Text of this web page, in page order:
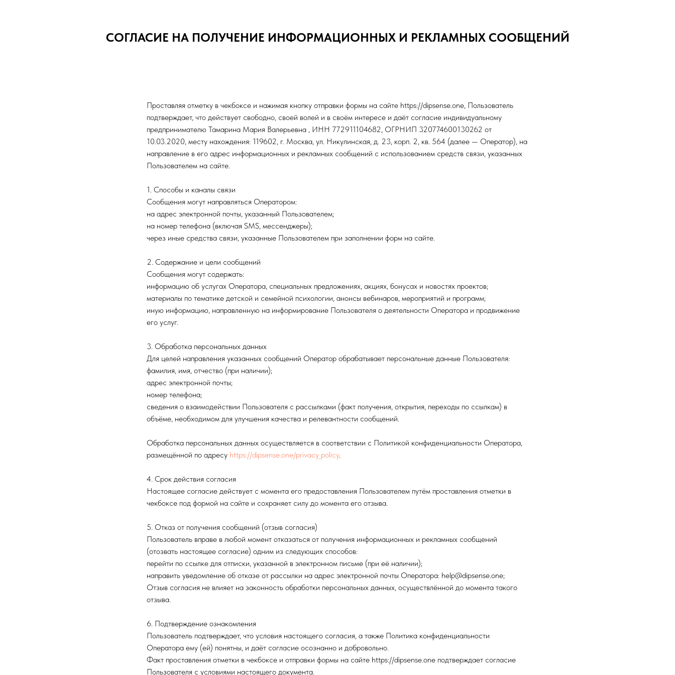
СОГЛАСИЕ НА ПОЛУЧЕНИЕ ИНФОРМАЦИОННЫХ И РЕКЛАМНЫХ СООБЩЕНИЙ
Проставляя отметку в чекбоксе и нажимая кнопку отправки формы на сайте https://dipsense.one, Пользователь
подтверждает, что действует свободно, своей волей и в своём интересе и даёт согласие индивидуальному
предпринимателю Тамарина Мария Валерьевна , ИНН 772911104682, ОГРНИП 320774600130262 от
10.03.2020, месту нахождения: 119602, г. Москва, ул. Никулинская, д. 23, корп. 2, кв. 564 (далее — Оператор), на
направление в его адрес информационных и рекламных сообщений с использованием средств связи, указанных
Пользователем на сайте.
1. Способы и каналы связи
Сообщения могут направляться Оператором:
на адрес электронной почты, указанный Пользователем;
на номер телефона (включая SMS, мессенджеры);
через иные средства связи, указанные Пользователем при заполнении форм на сайте.
2. Содержание и цели сообщений
Сообщения могут содержать:
информацию об услугах Оператора, специальных предложениях, акциях, бонусах и новостях проектов;
материалы по тематике детской и семейной психологии, анонсы вебинаров, мероприятий и программ;
иную информацию, направленную на информирование Пользователя о деятельности Оператора и продвижение
его услуг.
3. Обработка персональных данных
Для целей направления указанных сообщений Оператор обрабатывает персональные данные Пользователя:
фамилия, имя, отчество (при наличии);
адрес электронной почты;
номер телефона;
сведения о взаимодействии Пользователя с рассылками (факт получения, открытия, переходы по ссылкам) в
объёме, необходимом для улучшения качества и релевантности сообщений.
Обработка персональных данных осуществляется в соответствии с Политикой конфиденциальности Оператора,
размещённой по адресу https://dipsense.one/privacy_policy.
4. Срок действия согласия
Настоящее согласие действует с момента его предоставления Пользователем путём проставления отметки в
чекбоксе под формой на сайте и сохраняет силу до момента его отзыва.
5. Отказ от получения сообщений (отзыв согласия)
Пользователь вправе в любой момент отказаться от получения информационных и рекламных сообщений
(отозвать настоящее согласие) одним из следующих способов:
перейти по ссылке для отписки, указанной в электронном письме (при её наличии);
направить уведомление об отказе от рассылки на адрес электронной почты Оператора: help@dipsense.one;
Отзыв согласия не влияет на законность обработки персональных данных, осуществлённой до момента такого
отзыва.
6. Подтверждение ознакомления
Пользователь подтверждает, что условия настоящего согласия, а также Политика конфиденциальности
Оператора ему (ей) понятны, и даёт согласие осознанно и добровольно.
Факт проставления отметки в чекбоксе и отправки формы на сайте https://dipsense.one подтверждает согласие
Пользователя с условиями настоящего документа.